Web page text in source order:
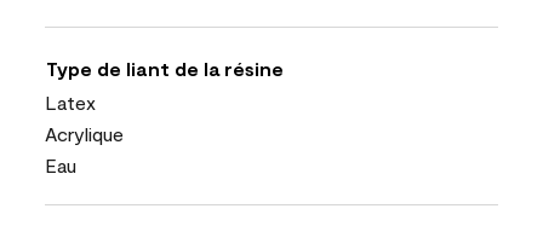
Type de liant de la résine
Latex
Acrylique
Eau